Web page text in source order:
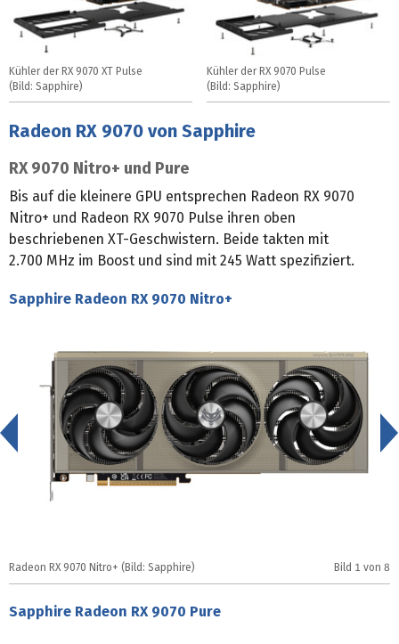
Kühler der RX 9070 XT Pulse
(Bild: Sapphire)
Kühler der RX 9070 Pulse
(Bild: Sapphire)
Radeon RX 9070 von Sapphire
RX 9070 Nitro+ und Pure
Bis auf die kleinere GPU entsprechen Radeon RX 9070
Nitro+ und Radeon RX 9070 Pulse ihren oben
beschriebenen XT-Geschwistern. Beide takten mit
2.700 MHz im Boost und sind mit 245 Watt spezifiziert.
Sapphire Radeon RX 9070 Nitro+
Radeon RX 9070 Nitro+ (Bild: Sapphire) Bild 1 von 8
<
Sapphire Radeon RX 9070 Pure